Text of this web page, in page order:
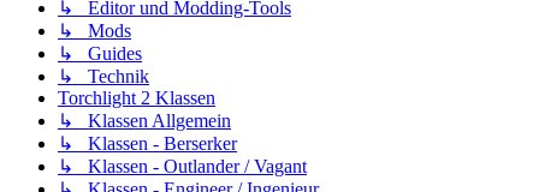
↳ Editor und Modding-Tools
↳ Mods
↳ Guides
↳ Technik
Torchlight 2 Klassen
↳ Klassen Allgemein
↳ Klassen - Berserker
↳ Klassen - Outlander / Vagant